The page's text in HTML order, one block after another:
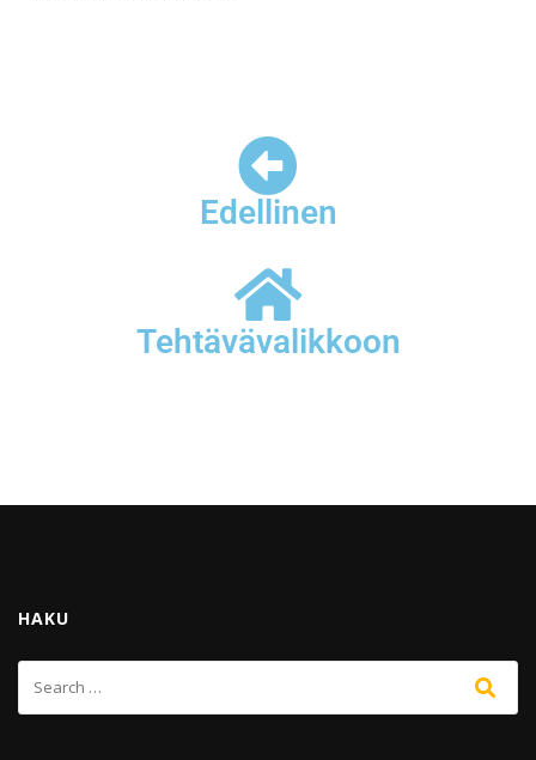
Edellinen
Tehtävävalikkoon
HAKU